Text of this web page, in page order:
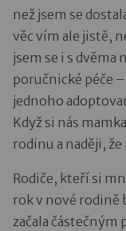
než jsem se
věc vím ale jistě,
jsem se i s
poručnické péče
jednoho
Když si nás
rodinu a naději,
Rodiče, kteří si
rok v nové rodině
začala